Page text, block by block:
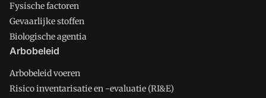
Fysische factoren
Gevaarlijke stoffen
Biologische agentia
Arbobeleid
Arbobeleid voeren
Risico inventarisatie en -evaluatie (RI&E)